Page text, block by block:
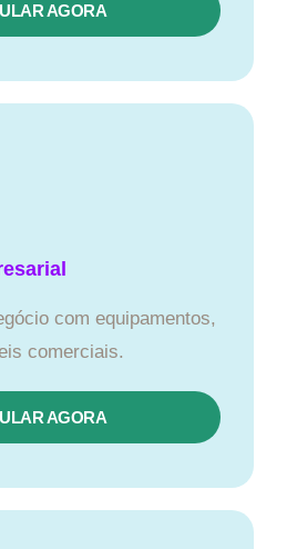
AGORA
com equipamentos,
comerciais.
AGORA